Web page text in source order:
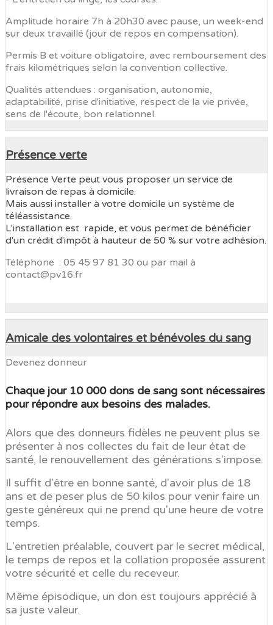
Amplitude horaire 7h à 20h30 avec pause, un week-end
sur deux travaillé (jour de repos en compensation).
Permis B et voiture obligatoire, avec remboursement des
frais kilométriques selon la convention collective.
Qualités attendues : organisation, autonomie,
adaptabilité, prise d'initiative, respect de la vie privée,
sens de l'écoute, bon relationnel.
Présence verte
Présence Verte peut vous proposer un service de
livraison de repas à domicile.
Mais aussi installer à votre domicile un système de
téléassistance.
L'installation est rapide, et vous permet de bénéficier
d'un crédit d'impôt à hauteur de 50 % sur votre adhésion.
Téléphone : 05 45 97 81 30 ou par mail à
contact@pv16.fr
Amicale des volontaires et bénévoles du sang
Devenez donneur
Chaque jour 10 000 dons de sang sont nécessaires
pour répondre aux besoins des malades.
Alors que des donneurs fidèles ne peuvent plus se
présenter à nos collectes du fait de leur état de
santé, le renouvellement des générations s'impose.
Il suffit d'être en bonne santé, d'avoir plus de 18
ans et de peser plus de 50 kilos pour venir faire un
geste généreux qui ne prend qu'une heure de votre
temps.
L'entretien préalable, couvert par le secret médical,
le temps de repos et la collation proposée assurent
votre sécurité et celle du receveur.
Même épisodique, un don est toujours apprécié à
sa juste valeur.